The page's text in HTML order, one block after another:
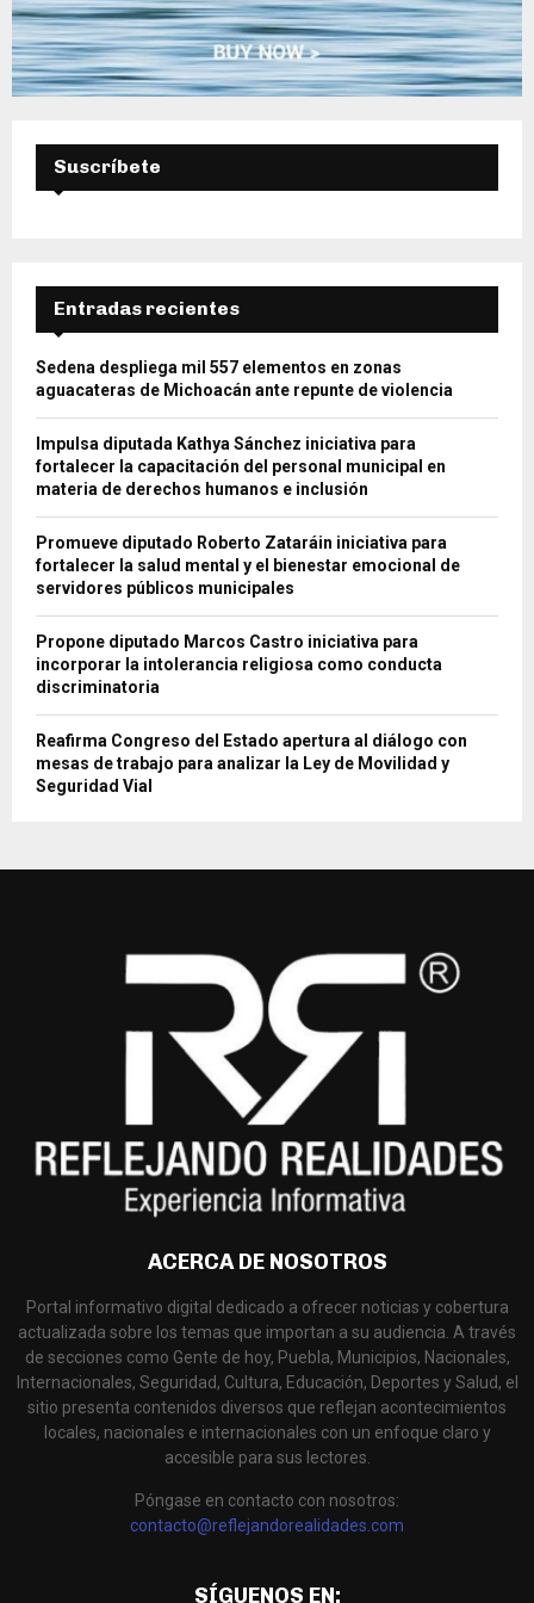
Suscríbete
Entradas recientes
Sedena despliega mil 557 elementos en zonas
aguacateras de Michoacán ante repunte de violencia
Impulsa diputada Kathya Sánchez iniciativa para
fortalecer la capacitación del personal municipal en
materia de derechos humanos e inclusión
Promueve diputado Roberto Zataráin iniciativa para
fortalecer la salud mental y el bienestar emocional de
servidores públicos municipales
Propone diputado Marcos Castro iniciativa para
incorporar la intolerancia religiosa como conducta
discriminatoria
Reafirma Congreso del Estado apertura al diálogo con
mesas de trabajo para analizar la Ley de Movilidad y
Seguridad Vial
ACERCA DE NOSOTROS
Portal informativo digital dedicado a ofrecer noticias y cobertura
actualizada sobre los temas que importan a su audiencia. A través
de secciones como Gente de hoy, Puebla, Municipios, Nacionales,
Internacionales, Seguridad, Cultura, Educación, Deportes y Salud, el
sitio presenta contenidos diversos que reflejan acontecimientos
locales, nacionales e internacionales con un enfoque claro y
accesible para sus lectores.
Póngase en contacto con nosotros:
contacto@reflejandorealidades.com
SÍGUENOS EN: